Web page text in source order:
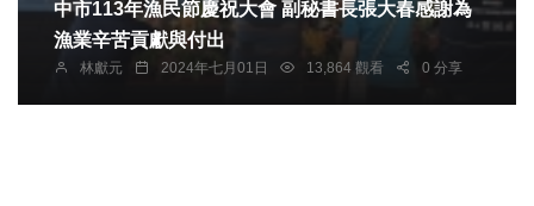
中市113年漁民節慶祝大會 副秘書長張大春感謝為
漁業辛苦貢獻與付出
林獻元 2024年七月01日 13,864 觀看 0 分享